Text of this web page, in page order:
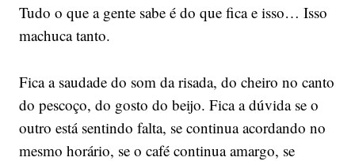
Tudo o que a gente sabe é do que fica e isso… Isso
machuca tanto.
Fica a saudade do som da risada, do cheiro no canto
do pescoço, do gosto do beijo. Fica a dúvida se o
outro está sentindo falta, se continua acordando no
mesmo horário, se o café continua amargo, se